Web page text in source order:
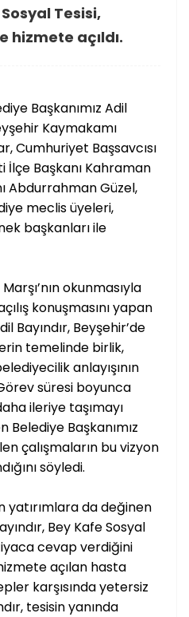
Tesisi,
hizmete açıldı.
Başkanımız Adil
Kaymakamı
Cumhuriyet Başsavcısı
İlçe Başkanı Kahraman
Abdurrahman Güzel,
meclis üyeleri,
başkanları ile
okunmasıyla
konuşmasını yapan
Bayındır, Beyşehir’de
temelinde birlik,
anlayışının
süresi boyunca
ileriye taşımayı
Başkanımız
çalışmaların bu vizyon
söyledi.
yatırımlara da değinen
Bey Kafe Sosyal
cevap verdiğini
açılan hasta
karşısında yetersiz
tesisin yanında